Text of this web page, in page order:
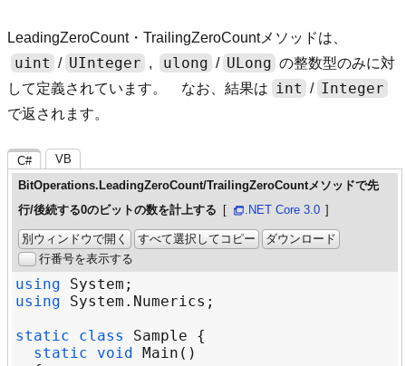
LeadingZeroCount・TrailingZeroCountメソッドは、
uint / UInteger , ulong / ULong の整数型のみに対
して定義されています。 なお、結果は int / Integer
で返されます。
C#
VB
BitOperations.LeadingZeroCount/TrailingZeroCountメソッドで先
行/後続する0のビットの数を計上する
.NET Core 3.0
別ウィンドウで開く すべて選択してコピー
ダウンロード
行番号を表示する
using System
using
System . Numerics
static
class Sample
static
void Main